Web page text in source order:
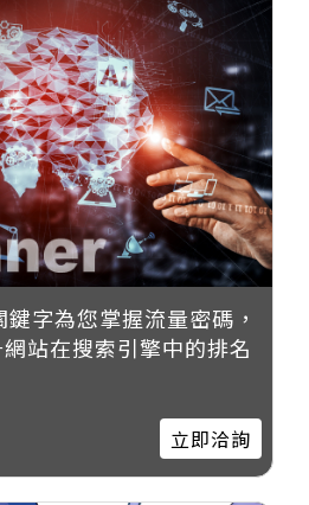
字為您掌握流量密碼，
站在搜索引擎中的排名
立即洽詢